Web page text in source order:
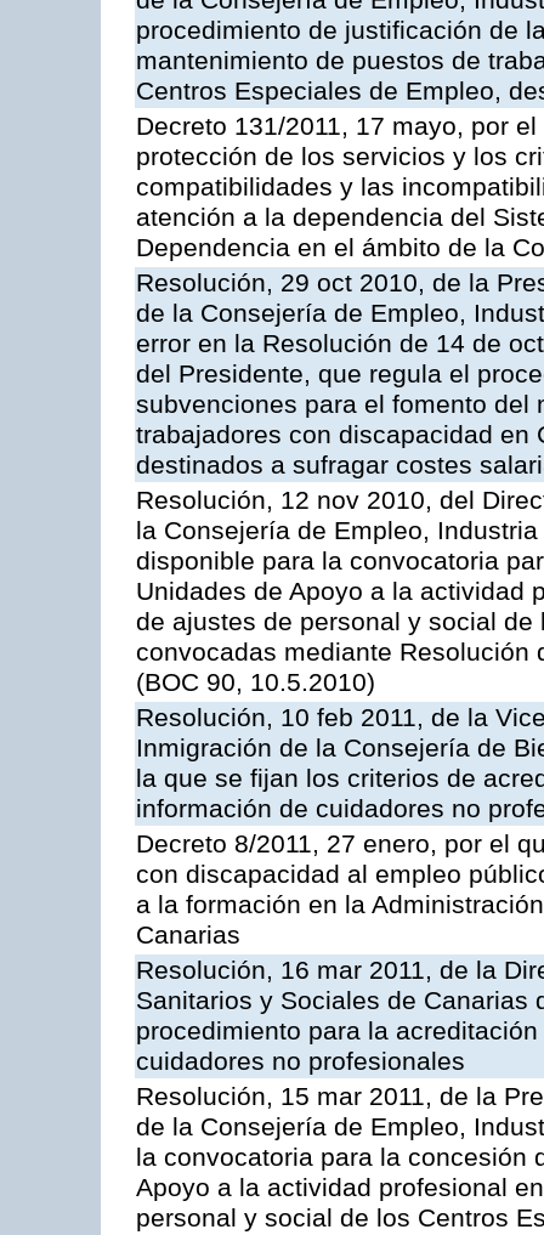
procedimiento de justificación de
mantenimiento de puestos de
Centros Especiales de Empleo,
Decreto 131/2011, 17 mayo, por
protección de los servicios y los
compatibilidades y las
atención a la dependencia del
Dependencia en el ámbito de la
Resolución, 29 oct 2010, de la
de la Consejería de Empleo,
error en la Resolución de 14 de
del Presidente, que regula el
subvenciones para el fomento del
trabajadores con discapacidad en
destinados a sufragar costes
Resolución, 12 nov 2010, del
la Consejería de Empleo,
disponible para la convocatoria
Unidades de Apoyo a la actividad
de ajustes de personal y social
convocadas mediante Resolución
(BOC 90, 10.5.2010)
Resolución, 10 feb 2011, de la
Inmigración de la Consejería de
la que se fijan los criterios de
información de cuidadores no
Decreto 8/2011, 27 enero, por el
con discapacidad al empleo
a la formación en la
Canarias
Resolución, 16 mar 2011, de la
Sanitarios y Sociales de Canarias
procedimiento para la
cuidadores no profesionales
Resolución, 15 mar 2011, de la
de la Consejería de Empleo,
la convocatoria para la concesión
Apoyo a la actividad profesional
personal y social de los Centros